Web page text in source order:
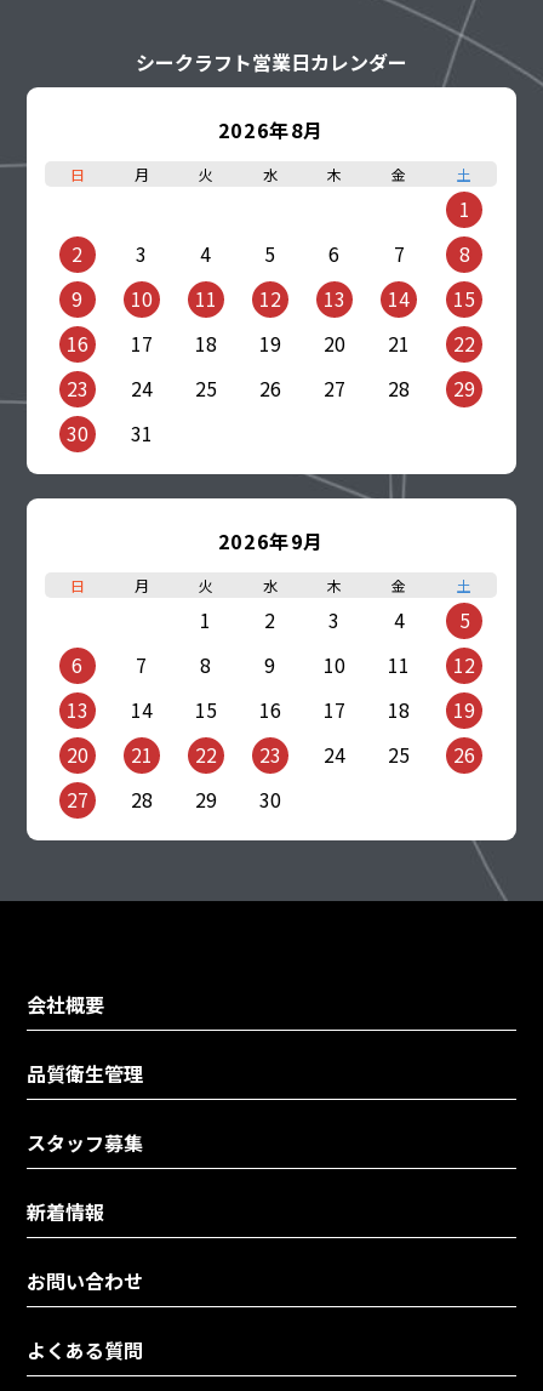
シークラフト営業日カレンダー
2026年8月
日 月 火 水 木 金 土
1
2
3 4 5 6 7
8
9
10 11 12 13 14
15
16
17 18 19 20 21
22
23
24 25 26 27 28
29
30
31
2026年9月
日 月 火 水 木 金 土
1 2 3 4
5
6
7 8 9 10 11
12
13
14 15 16 17 18
19
20
21 22 23 24 25
26
27
28 29 30
会社概要
品質衛生管理
スタッフ募集
新着情報
お問い合わせ
よくある質問